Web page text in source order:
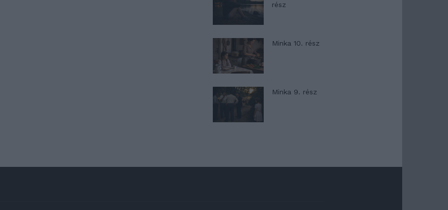
rész
Minka 10. rész
Minka 9. rész